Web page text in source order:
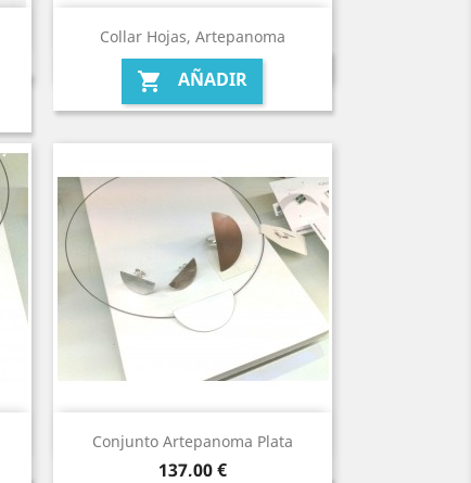
Collar Hojas, Artepanoma
 AÑADIR
Conjunto Artepanoma Plata
Precio
137,00 €